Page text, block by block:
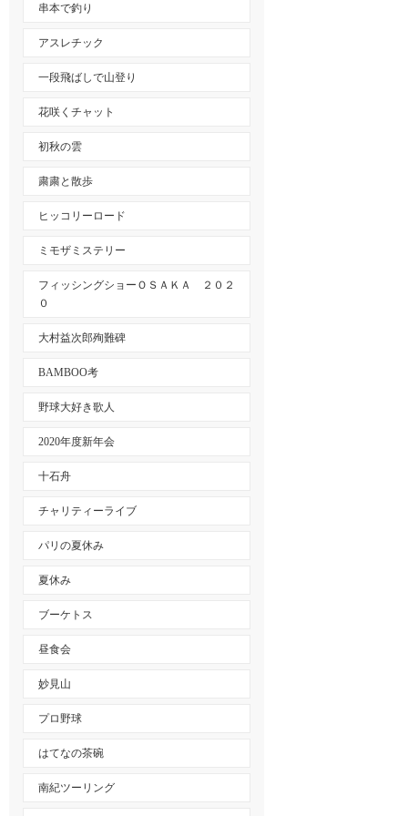
串本で釣り
アスレチック
一段飛ばしで山登り
花咲くチャット
初秋の雲
粛粛と散歩
ヒッコリーロード
ミモザミステリー
フィッシングショーＯＳＡＫＡ ２０２
０
大村益次郎殉難碑
BAMBOO考
野球大好き歌人
2020年度新年会
十石舟
チャリティーライブ
パリの夏休み
夏休み
ブーケトス
昼食会
妙見山
プロ野球
はてなの茶碗
南紀ツーリング